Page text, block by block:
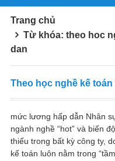
Trang chủ
Từ khóa: theo hoc
dan
Theo học nghề kế
mức lương hấp dẫn Nhân
ngành nghề “hot” và biến
thiếu trong bất kỳ công ty,
kế toán luôn nằm trong